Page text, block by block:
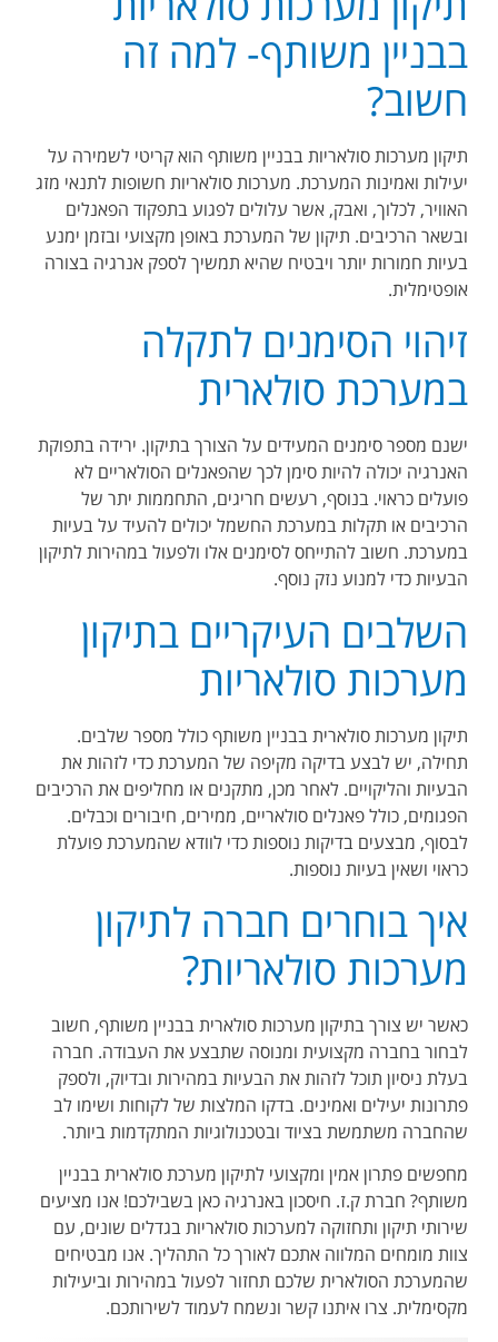
בבניין משותף- למה זה
חשוב?
תיקון מערכות סולאריות בבניין משותף הוא קריטי לשמירה על
יעילות ואמינות המערכת. מערכות סולאריות חשופות לתנאי מזג
האוויר, לכלוך, ואבק, אשר עלולים לפגוע בתפקוד הפאנלים
ובשאר הרכיבים. תיקון של המערכת באופן מקצועי ובזמן ימנע
בעיות חמורות יותר ויבטיח שהיא תמשיך לספק אנרגיה בצורה
אופטימלית.
זיהוי הסימנים לתקלה
במערכת סולארית
ישנם מספר סימנים המעידים על הצורך בתיקון. ירידה בתפוקת
האנרגיה יכולה להיות סימן לכך שהפאנלים הסולאריים לא
פועלים כראוי. בנוסף, רעשים חריגים, התחממות יתר של
הרכיבים או תקלות במערכת החשמל יכולים להעיד על בעיות
במערכת. חשוב להתייחס לסימנים אלו ולפעול במהירות לתיקון
הבעיות כדי למנוע נזק נוסף.
השלבים העיקריים בתיקון
מערכות סולאריות
תיקון מערכות סולארית בבניין משותף כולל מספר שלבים.
תחילה, יש לבצע בדיקה מקיפה של המערכת כדי לזהות את
הבעיות והליקויים. לאחר מכן, מתקנים או מחליפים את הרכיבים
הפגומים, כולל פאנלים סולאריים, ממירים, חיבורים וכבלים.
לבסוף, מבצעים בדיקות נוספות כדי לוודא שהמערכת פועלת
כראוי ושאין בעיות נוספות.
איך בוחרים חברה לתיקון
מערכות סולאריות?
כאשר יש צורך בתיקון מערכות סולארית בבניין משותף, חשוב
לבחור בחברה מקצועית ומנוסה שתבצע את העבודה. חברה
בעלת ניסיון תוכל לזהות את הבעיות במהירות ובדיוק, ולספק
פתרונות יעילים ואמינים. בדקו המלצות של לקוחות ושימו לב
שהחברה משתמשת בציוד ובטכנולוגיות המתקדמות ביותר.
מחפשים פתרון אמין ומקצועי לתיקון מערכת סולארית בבניין
משותף? חברת ק.ז. חיסכון באנרגיה כאן בשבילכם! אנו מציעים
שירותי תיקון ותחזוקה למערכות סולאריות בגדלים שונים, עם
צוות מומחים המלווה אתכם לאורך כל התהליך. אנו מבטיחים
שהמערכת הסולארית שלכם תחזור לפעול במהירות וביעילות
מקסימלית. צרו איתנו קשר ונשמח לעמוד לשירותכם.